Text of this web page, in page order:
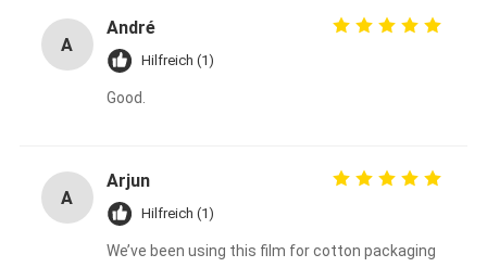
A
André
Hilfreich (1)
Good.
A
Arjun
Hilfreich (1)
We’ve been using this film for cotton packaging